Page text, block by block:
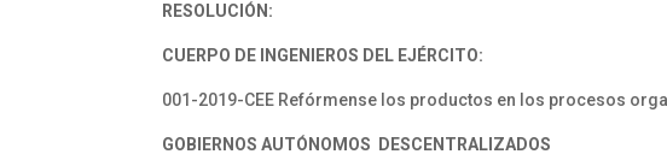
RESOLUCIÓN:
CUERPO DE INGENIEROS DEL EJÉRCITO:
001-2019-CEE Refórmense los productos en los procesos
GOBIERNOS AUTÓNOMOS DESCENTRALIZADOS